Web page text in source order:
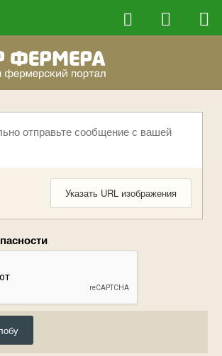
отправьте сообщение с вашей
Указать URL изображения